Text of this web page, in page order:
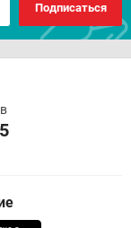
Подписаться